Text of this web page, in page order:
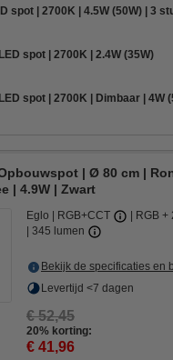
spot | 2700K | 4.5W (50W) | 3
spot | 2700K | 2.4W (35W)
spot | 2700K | Dimbaar | 4W
| Ø 80 cm |
| 4.9W | Zwart
Eglo RGB+CCT
RGB +
345 lumen
Bekijk de specificaties en
Levertijd <7 dagen
€ 52,45
20% korting:
€ 41,96